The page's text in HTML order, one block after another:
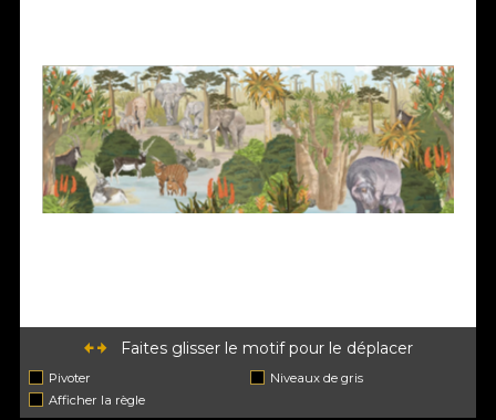
Faites glisser le motif pour le déplacer
Pivoter
Niveaux de gris
Afficher la règle